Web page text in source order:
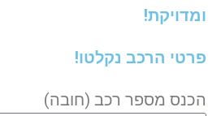
ומדויקת!
פרטי הרכב נקלטו!
הכנס מספר רכב (חובה)